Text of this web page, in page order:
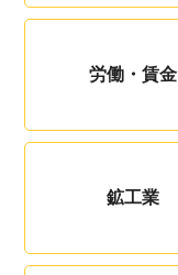
労働・賃金
鉱工業